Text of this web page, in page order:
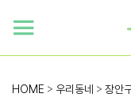
HOME > 우리동네 > 장안